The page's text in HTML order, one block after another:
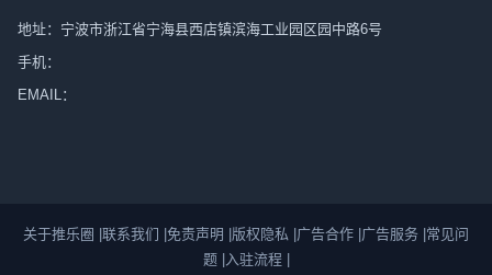
地址：宁波市浙江省宁海县西店镇滨海工业园区园中路6号
手机：
EMAIL：
关于推乐圈 联系我们 免责声明 版权隐私 广告合作 广告服务 常见问
题| 入驻流程|